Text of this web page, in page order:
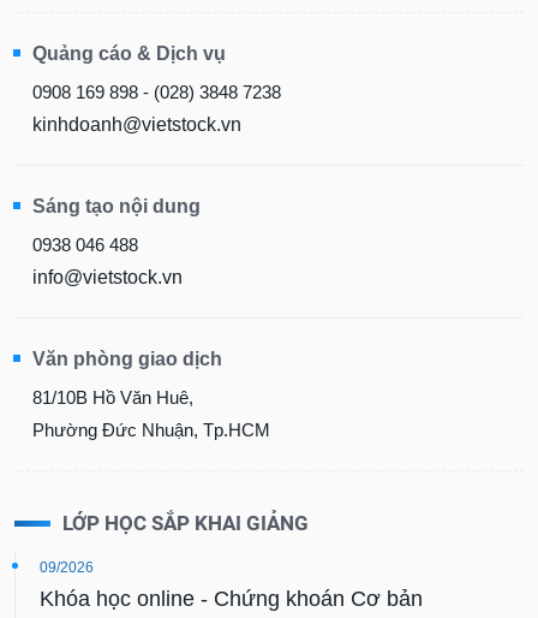
Quảng cáo & Dịch vụ
0908 169 898 - (028) 3848 7238
kinhdoanh@vietstock.vn
Sáng tạo nội dung
0938 046 488
info@vietstock.vn
Văn phòng giao dịch
81/10B Hồ Văn Huê,
Phường Đức Nhuận, Tp.HCM
LỚP HỌC SẮP KHAI GIẢNG
09/2026
Khóa học online - Chứng khoán Cơ bản